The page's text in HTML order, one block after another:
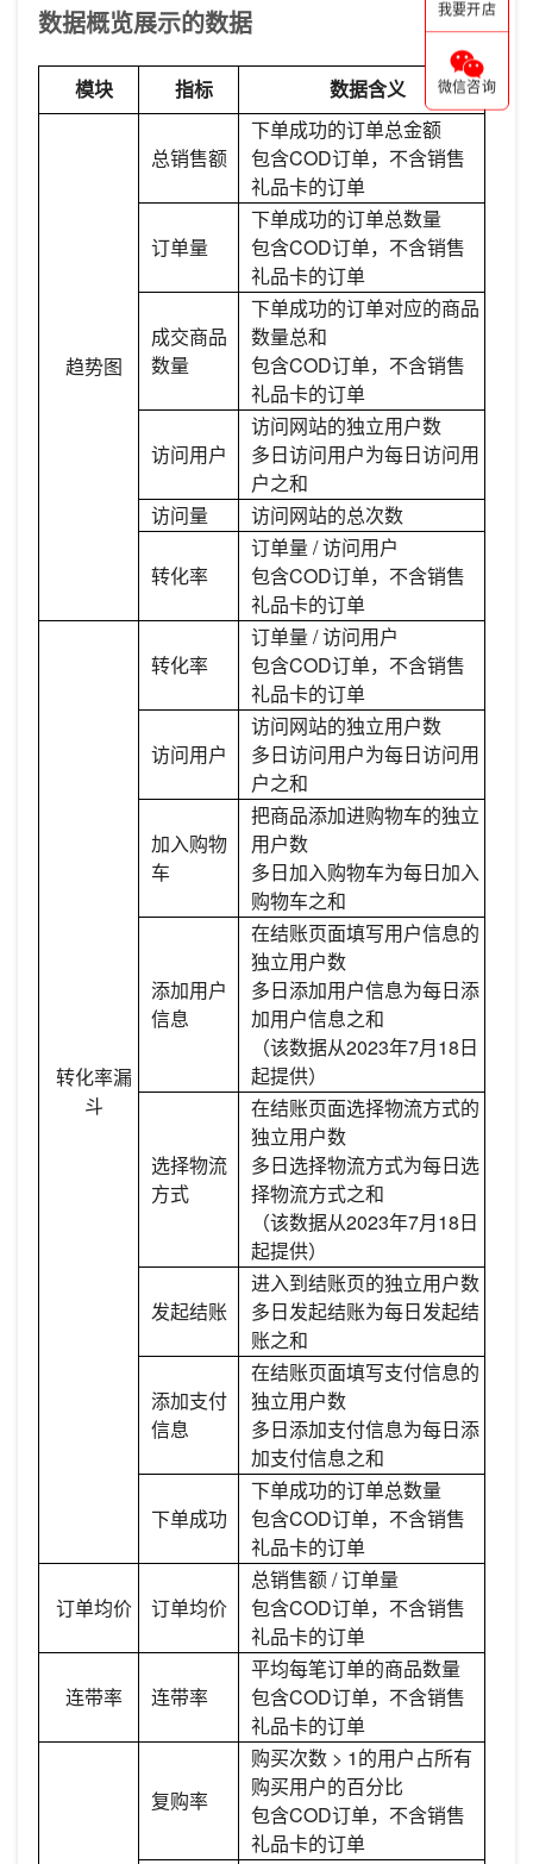
数据概览展示的数据
模块 指标 数据含义
趋势图
总销售额
下单成功的订单总金额
包含COD订单，不含销售
礼品卡的订单
订单量
下单成功的订单总数量
包含COD订单，不含销售
礼品卡的订单
成交商品
数量
下单成功的订单对应的商品
数量总和
包含COD订单，不含销售
礼品卡的订单
访问用户
访问网站的独立用户数
多日访问用户为每日访问用
户之和
访问量
访问网站的总次数
转化率
订单量 / 访问用户
包含COD订单，不含销售
礼品卡的订单
转化率漏
斗
转化率
订单量 / 访问用户
包含COD订单，不含销售
礼品卡的订单
访问用户
访问网站的独立用户数
多日访问用户为每日访问用
户之和
加入购物
车
把商品添加进购物车的独立
用户数
多日加入购物车为每日加入
购物车之和
添加用户
信息
在结账页面填写用户信息的
独立用户数
多日添加用户信息为每日添
加用户信息之和
（该数据从2023年7月18日
起提供）
选择物流
方式
在结账页面选择物流方式的
独立用户数
多日选择物流方式为每日选
择物流方式之和
（该数据从2023年7月18日
起提供）
发起结账
进入到结账页的独立用户数
多日发起结账为每日发起结
账之和
添加支付
信息
在结账页面填写支付信息的
独立用户数
多日添加支付信息为每日添
加支付信息之和
下单成功
下单成功的订单总数量
包含COD订单，不含销售
礼品卡的订单
订单均价 订单均价
总销售额 / 订单量
包含COD订单，不含销售
礼品卡的订单
连带率 连带率
平均每笔订单的商品数量
包含COD订单，不含销售
礼品卡的订单
复购率
购买次数 > 1的用户占所有
购买用户的百分比
包含COD订单，不含销售
礼品卡的订单
我要开店
微信咨询